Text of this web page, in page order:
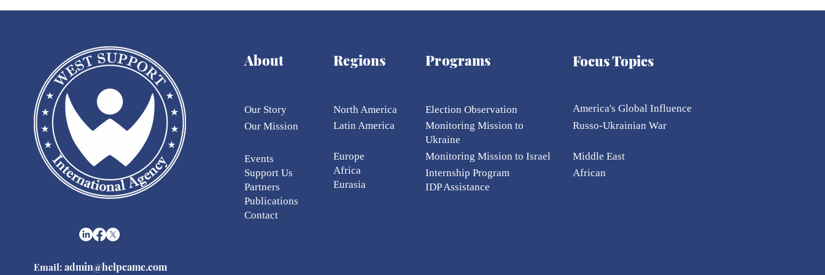
Email: admin@helpcame.com
About Regions Programs
Our Story
OurMission
Events
Support Us
Partners
North America
Latin America
Europe
Africa
Eurasia
Election Observation
Monitoring Mission to
Ukraine
Monitoring Mission to Israel
Internship Program
IDP Assistance
Focus Topics
America's Global Influence
Russo-Ukrainian War
Middle East
African
Publications
Contact